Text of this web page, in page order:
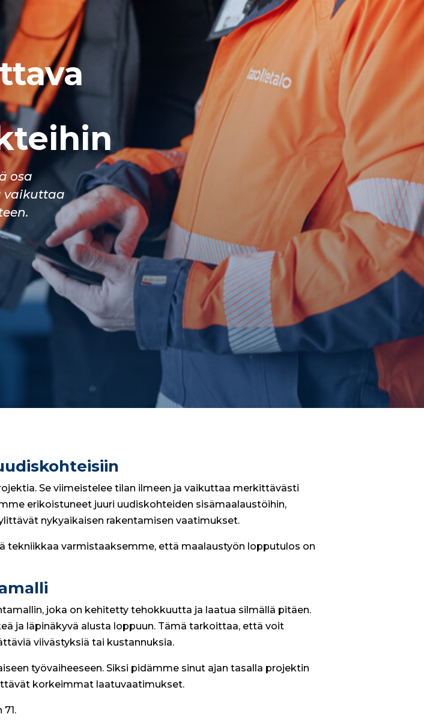
osa
vaikuttaa
Se viimeistelee tilan ilmeen ja vaikuttaa merkittävästi
erikoistuneet juuri uudiskohteiden sisämaalaustöihin,
nykyaikaisen rakentamisen vaatimukset.
tekniikkaa varmistaaksemme, että maalaustyön lopputulos on
joka on kehitetty tehokkuutta ja laatua silmällä pitäen.
ja läpinäkyvä alusta loppuun. Tämä tarkoittaa, että voit
viivästyksiä tai kustannuksia.
työvaiheeseen. Siksi pidämme sinut ajan tasalla projektin
korkeimmat laatuvaatimukset.